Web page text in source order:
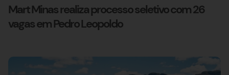
Mart Minas realiza processo seletivo com 26
vagas em Pedro Leopoldo